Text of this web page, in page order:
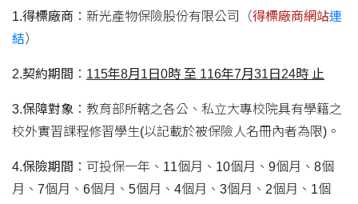
1.得標廠商 ：新光產物保險股份有限公司（得標廠商網站連
結）
2.契約期間 ： 115年8月1日0時 至 116年7月31日24時 止
3.保障對象 ：教育部所轄之各公、私立大專校院具有學籍之
校外實習課程修習學生(以記載於被保險人名冊內者為限)。
4.保險期間 ：可投保一年、11個月、10個月、9個月、8個
月、7個月、6個月、5個月、4個月、3個月、2個月、1個